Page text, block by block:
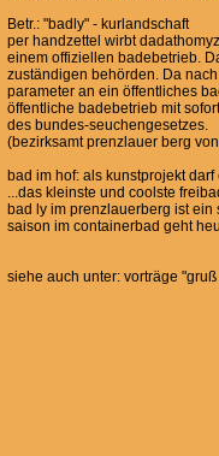
Betr.: "badly" - kurlandschaft
per handzettel wirbt
einem offiziellen badebetrieb.
zuständigen behörden. Da
parameter an ein öffentliches
öffentliche badebetrieb mit
des bundes-seuchengesetzes.
(bezirksamt prenzlauer berg
bad im hof: als kunstprojekt
...das kleinste und coolste
bad ly im prenzlauerberg ist ein
saison im containerbad geht
siehe auch unter: vorträge